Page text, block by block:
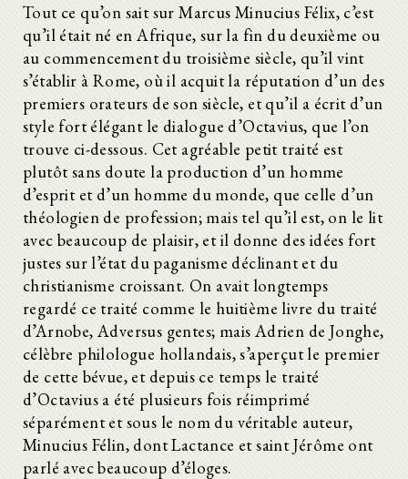
Tout ce qu’on sait sur Marcus Minucius Félix, c’est
qu’il était né en Afrique, sur la fin du deuxième ou
au commencement du troisième siècle, qu’il vint
s’établir à Rome, où il acquit la réputation d’un des
premiers orateurs de son siècle, et qu’il a écrit d’un
style fort élégant le dialogue d’Octavius, que l’on
trouve ci-dessous. Cet agréable petit traité est
plutôt sans doute la production d’un homme
d’esprit et d’un homme du monde, que celle d’un
théologien de profession; mais tel qu’il est, on le lit
avec beaucoup de plaisir, et il donne des idées fort
justes sur l’état du paganisme déclinant et du
christianisme croissant. On avait longtemps
regardé ce traité comme le huitième livre du traité
d’Arnobe, Adversus gentes; mais Adrien de Jonghe,
célèbre philologue hollandais, s’aperçut le premier
de cette bévue, et depuis ce temps le traité
d’Octavius a été plusieurs fois réimprimé
séparément et sous le nom du véritable auteur,
Minucius Félin, dont Lactance et saint Jérôme ont
parlé avec beaucoup d’éloges.